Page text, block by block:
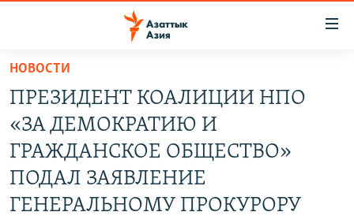
Вернуться
основному
содержанию
Вернутся
главной
навигации
КЫРГЫЗСТАН
УЗБЕКИСТАН
ТАДЖИКИСТАН
ВОЙНА В УКРАИНЕ
НА ДРУГИХ ЯЗЫКАХ
ҚАЗАҚША
ПОДПИШИТЕСЬ НА НАС В СОЦСЕТЯХ
НОВОСТИ
ПРЕЗИДЕНТ КОАЛИЦИИ НПО
«ЗА ДЕМОКРАТИЮ И
ГРАЖДАНСКОЕ ОБЩЕСТВО»
ПОДАЛ ЗАЯВЛЕНИЕ
ГЕНЕРАЛЬНОМУ ПРОКУРОРУ